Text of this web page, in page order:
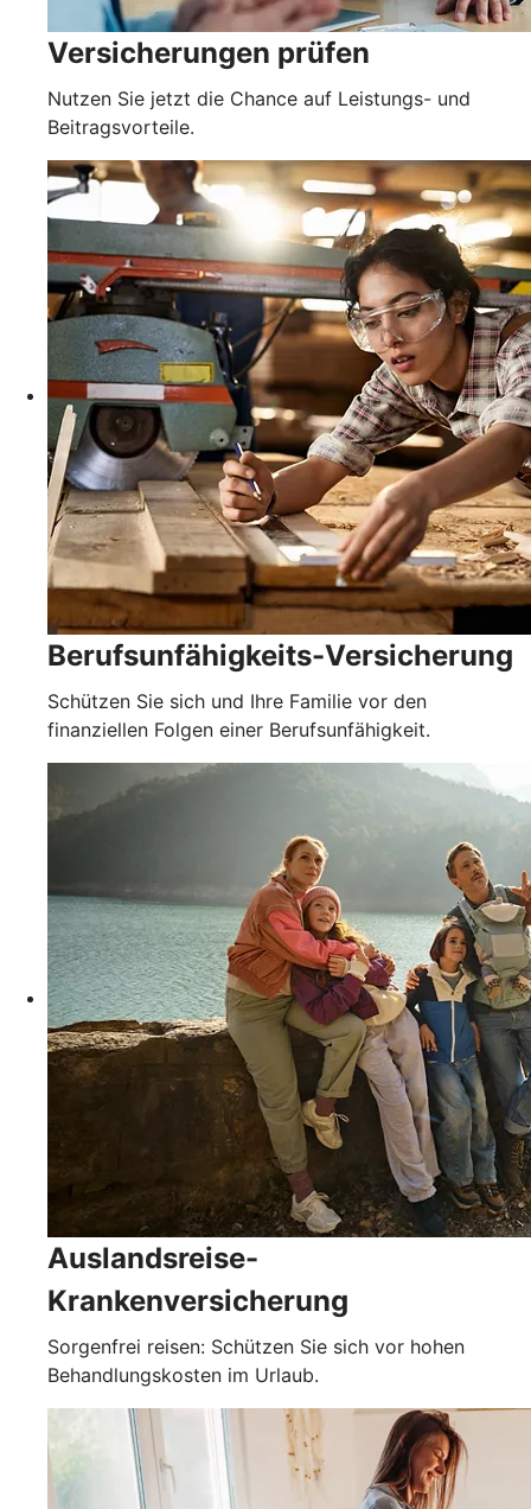
Versicherungen prüfen
Nutzen Sie jetzt die Chance auf Leistungs- und
Beitragsvorteile.
Berufsunfähigkeits-Versicherung
Schützen Sie sich und Ihre Familie vor den
finanziellen Folgen einer Berufsunfähigkeit.
Auslandsreise-
Krankenversicherung
Sorgenfrei reisen: Schützen Sie sich vor hohen
Behandlungskosten im Urlaub.